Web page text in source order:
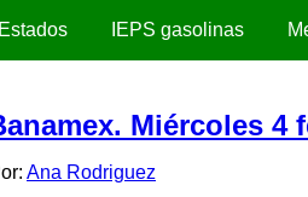
Estados IEPS gasolinas
Miércoles 4
Ana Rodriguez